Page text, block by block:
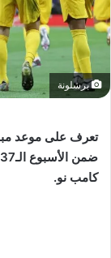
برشلونة
تعرف على موعد
كامب نو.